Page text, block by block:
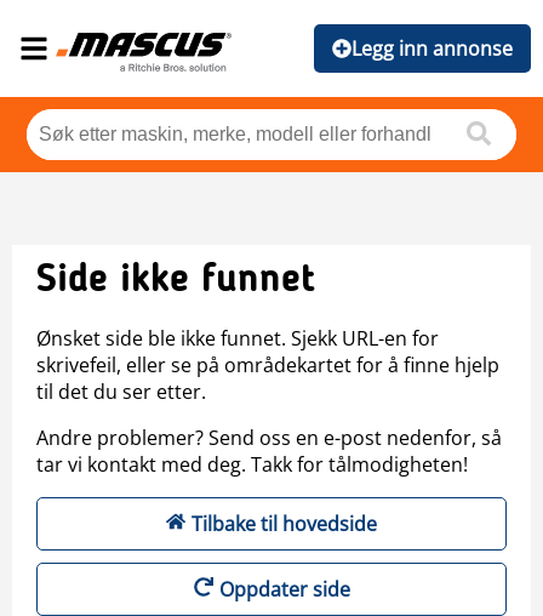
Legg inn annonse
Side ikke funnet
Ønsket side ble ikke funnet. Sjekk URL-en for
skrivefeil, eller se på områdekartet for å finne hjelp
til det du ser etter.
Andre problemer? Send oss en e-post nedenfor, så
tar vi kontakt med deg. Takk for tålmodigheten!
Tilbake til hovedside
Oppdater side